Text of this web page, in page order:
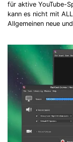
für aktive YouTube-
kann es nicht mit
Allgemeinen neue